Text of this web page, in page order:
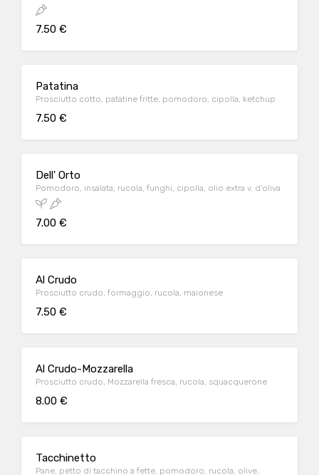
7.50 €
Patatina
Prosciutto cotto, patatine fritte, pomodoro, cipolla, ketchup
7.50 €
Dell' Orto
Pomodoro, insalata, rucola, funghi, cipolla, olio extra v. d'oliva
7.00 €
Al Crudo
Prosciutto crudo, formaggio, rucola, maionese
7.50 €
Al Crudo-Mozzarella
Prosciutto crudo, Mozzarella fresca, rucola, squacquerone
8.00 €
Tacchinetto
Pane, petto di tacchino a fette, pomodoro, rucola, olive,